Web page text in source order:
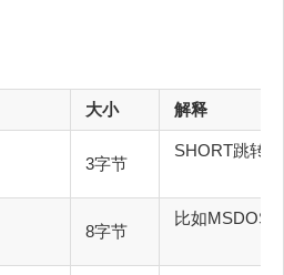
大小
令 3字节
SHORT跳
识 8字节
比如